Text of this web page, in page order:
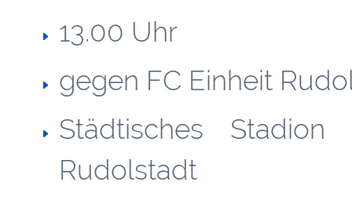
13.00 Uhr
gegen FC Einheit
Städtisches
Rudolstadt